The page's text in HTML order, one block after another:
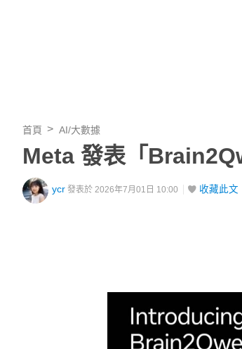
首頁 AI/大數據
Meta 發表「
ycr 發表於 2026年7月01日 10:00 收藏此文